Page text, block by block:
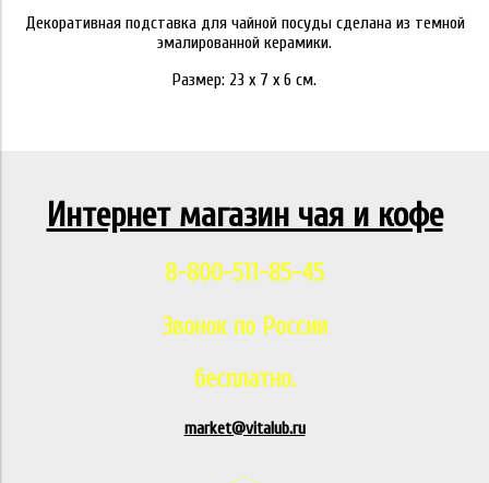
Декоративная подставка для чайной посуды сделана из темной
эмалированной керамики.
Размер: 23 х 7 х 6 см.
Интернет магазин чая и кофе
8-800-511-85-45
Звонок по России
бесплатно.
market@vitalub.ru